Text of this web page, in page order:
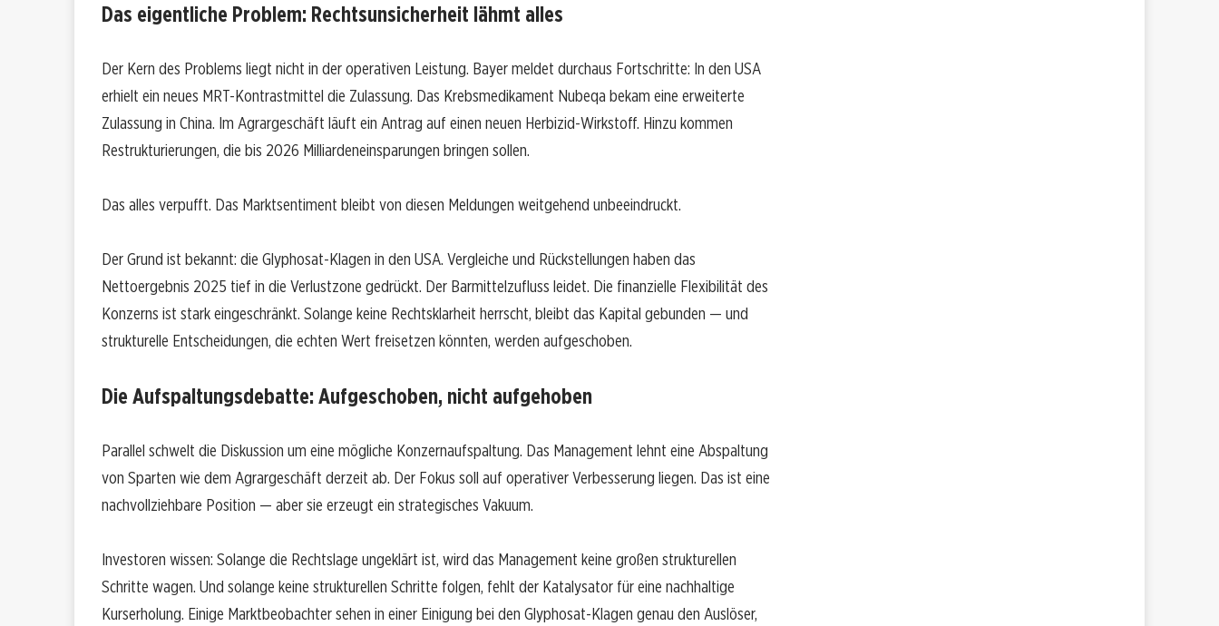
Das eigentliche Problem: Rechtsunsicherheit lähmt alles
Der Kern des Problems liegt nicht in der operativen Leistung. Bayer meldet durchaus Fortschritte: In den USA
erhielt ein neues MRT-Kontrastmittel die Zulassung. Das Krebsmedikament Nubeqa bekam eine erweiterte
Zulassung in China. Im Agrargeschäft läuft ein Antrag auf einen neuen Herbizid-Wirkstoff. Hinzu kommen
Restrukturierungen, die bis 2026 Milliardeneinsparungen bringen sollen.
Das alles verpufft. Das Marktsentiment bleibt von diesen Meldungen weitgehend unbeeindruckt.
Der Grund ist bekannt: die Glyphosat-Klagen in den USA. Vergleiche und Rückstellungen haben das
Nettoergebnis 2025 tief in die Verlustzone gedrückt. Der Barmittelzufluss leidet. Die finanzielle Flexibilität des
Konzerns ist stark eingeschränkt. Solange keine Rechtsklarheit herrscht, bleibt das Kapital gebunden — und
strukturelle Entscheidungen, die echten Wert freisetzen könnten, werden aufgeschoben.
Die Aufspaltungsdebatte: Aufgeschoben, nicht aufgehoben
Parallel schwelt die Diskussion um eine mögliche Konzernaufspaltung. Das Management lehnt eine Abspaltung
von Sparten wie dem Agrargeschäft derzeit ab. Der Fokus soll auf operativer Verbesserung liegen. Das ist eine
nachvollziehbare Position — aber sie erzeugt ein strategisches Vakuum.
Investoren wissen: Solange die Rechtslage ungeklärt ist, wird das Management keine großen strukturellen
Schritte wagen. Und solange keine strukturellen Schritte folgen, fehlt der Katalysator für eine nachhaltige
Kurserholung. Einige Marktbeobachter sehen in einer Einigung bei den Glyphosat-Klagen genau den Auslöser,